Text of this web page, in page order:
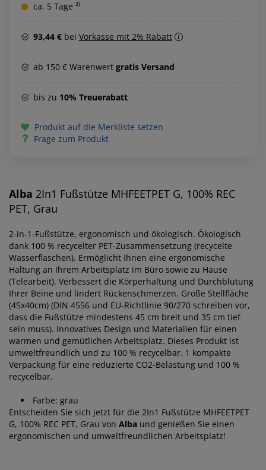
ca. 5 Tage ²⁾
93,44 €bei Vorkasse mit 2% Rabatt
ab 150 € Warenwert gratis Versand
bis zu 10% Treuerabatt
Produkt auf die Merkliste setzen
Frage zum Produkt
Alba 2In1 Fußstütze MHFEETPET G, 100% REC
PET, Grau
2-in-1-Fußstütze, ergonomisch und ökologisch. Ökologisch
dank 100 % recycelter PET-Zusammensetzung (recycelte
Wasserflaschen). Ermöglicht Ihnen eine ergonomische
Haltung an Ihrem Arbeitsplatz im Büro sowie zu Hause
(Telearbeit). Verbessert die Körperhaltung und Durchblutung
Ihrer Beine und lindert Rückenschmerzen. Große Stellfläche
(45x40cm) (DIN 4556 und EU-Richtlinie 90/270 schreiben vor,
dass die Fußstütze mindestens 45 cm breit und 35 cm tief
sein muss). Innovatives Design und Materialien für einen
warmen und gemütlichen Arbeitsplatz. Dieses Produkt ist
umweltfreundlich und zu 100 % recycelbar. 1 kompakte
Verpackung für eine reduzierte CO2-Belastung und 100 %
recycelbar.
Farbe: grau
Entscheiden Sie sich jetzt für die 2In1 Fußstütze MHFEETPET
G, 100% REC PET, Grau von Alba und genießen Sie einen
ergonomischen und umweltfreundlichen Arbeitsplatz!